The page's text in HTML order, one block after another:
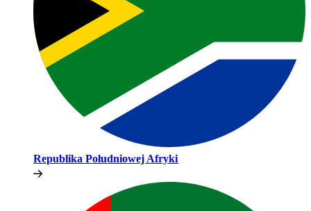
Republika Południowej Afryki​​